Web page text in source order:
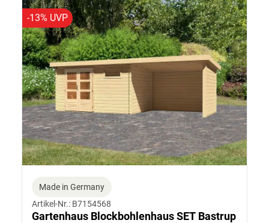
-13% UVP
Made in Germany
Artikel-Nr.: B7154568
Gartenhaus Blockbohlenhaus SET Bastrup